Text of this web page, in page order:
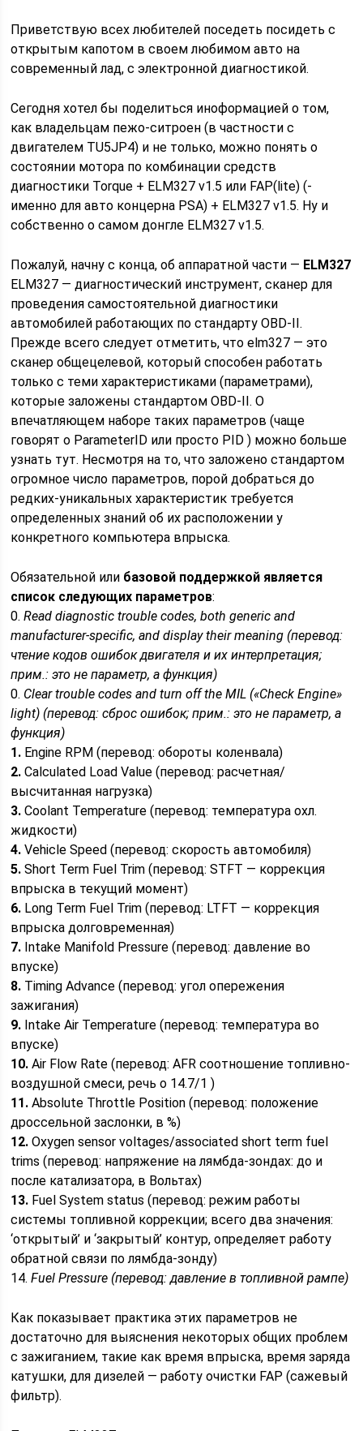
Приветствую всех любителей поседеть посидеть с
открытым капотом в своем любимом авто на
современный лад, с электронной диагностикой.
Сегодня хотел бы поделиться иноформацией о том,
как владельцам пежо-ситроен (в частности с
двигателем TU5JP4) и не только, можно понять о
состоянии мотора по комбинации средств
диагностики Torque + ELM327 v1.5 или FAP(lite) (-
именно для авто концерна PSA) + ELM327 v1.5. Ну и
собственно о самом донгле ELM327 v1.5.
Пожалуй, начну с конца, об аппаратной части — ELM327
ELM327 — диагностический инструмент, сканер для
проведения самостоятельной диагностики
автомобилей работающих по стандарту OBD-II.
Прежде всего следует отметить, что elm327 — это
сканер общецелевой, который способен работать
только с теми характеристиками (параметрами),
которые заложены стандартом OBD-II. О
впечатляющем наборе таких параметров (чаще
говорят о ParameterID или просто PID ) можно больше
узнать тут. Несмотря на то, что заложено стандартом
огромное число параметров, порой добраться до
редких-уникальных характеристик требуется
определенных знаний об их расположении у
конкретного компьютера впрыска.
Обязательной или базовой поддержкой является
список следующих параметров:
0.Read diagnostic trouble codes, both generic and
manufacturer-specific, and display their meaning (перевод:
чтение кодов ошибок двигателя и их интерпретация;
прим.: это не параметр, а функция)
0. Clear trouble codes and turn off the MIL («Check Engine»
light) (перевод: сброс ошибок; прим.: это не параметр, а
функция)
1. Engine RPM (перевод: обороты коленвала)
2. Calculated Load Value (перевод: расчетная/
высчитанная нагрузка)
3. Coolant Temperature (перевод: температура охл.
жидкости)
4. Vehicle Speed (перевод: скорость автомобиля)
5. Short Term Fuel Trim (перевод: STFT — коррекция
впрыска в текущий момент)
6. Long Term Fuel Trim (перевод: LTFT — коррекция
впрыска долговременная)
7. Intake Manifold Pressure (перевод: давление во
впуске)
8. Timing Advance (перевод: угол опережения
зажигания)
9. Intake Air Temperature (перевод: температура во
впуске)
10. Air Flow Rate (перевод: AFR соотношение топливно-
воздушной смеси, речь о 14.7/1 )
11. Absolute Throttle Position (перевод: положение
дроссельной заслонки, в %)
12. Oxygen sensor voltages/associated short term fuel
trims (перевод: напряжение на лямбда-зондах: до и
после катализатора, в Вольтах)
13. Fuel System status (перевод: режим работы
системы топливной коррекции; всего два значения:
‘открытый’ и ‘закрытый’ контур, определяет работу
обратной связи по лямбда-зонду)
14.Fuel Pressure (перевод: давление в топливной рампе)
Как показывает практика этих параметров не
достаточно для выяснения некоторых общих проблем
с зажиганием, такие как время впрыска, время заряда
катушки, для дизелей — работу очистки FAP (сажевый
фильтр).